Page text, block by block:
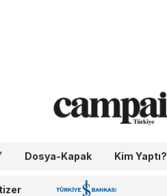
Dosya-Kapak Kim Yaptı?
İş Bankası 100.Yıl